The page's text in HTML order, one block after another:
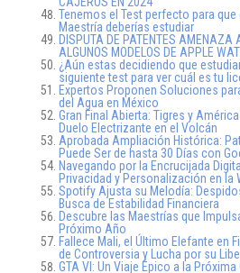
Tenemos el Test perfecto para que
Maestría deberías estudiar
DISPUTA DE PATENTES AMENAZA
ALGUNOS MODELOS DE APPLE
¿Aún estas decidiendo que
siguiente test para ver cuál es tu
Expertos Proponen Soluciones
del Agua en México
Gran Final Abierta: Tigres y
Duelo Electrizante en el Volcán
Aprobada Ampliación Histórica:
Puede Ser de hasta 30 Días con
Navegando por la Encrucijada
Privacidad y Personalización en la
Spotify Ajusta su Melodía:
Busca de Estabilidad Financiera
Descubre las Maestrías que
Próximo Año
Fallece Mali, el Último Elefante en
de Controversia y Lucha por su
GTA VI: Un Viaje Épico a la Próxima